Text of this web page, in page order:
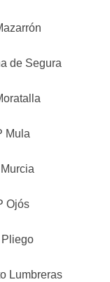
de Segura
Mula
Ojós
Lumbreras